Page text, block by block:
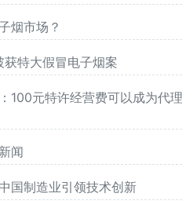
烟市场？
特大假冒电子烟案
100元特许经营费可以成为代
闻
国制造业引领技术创新